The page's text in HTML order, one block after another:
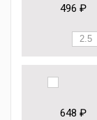
496 ₽
648 ₽